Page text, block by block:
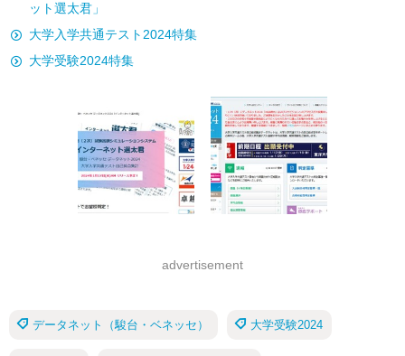
ット選太君」
大学入学共通テスト2024特集
大学受験2024特集
advertisement
データネット（駿台・ベネッセ） 大学受験2024